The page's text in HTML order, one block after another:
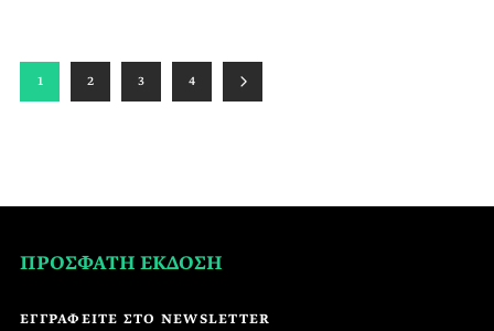
1 2 3 4
ΠΡΟΣΦΑΤΗ ΕΚΔΟΣΗ
ΕΓΓΡΑΦΕΙΤΕ ΣΤΟ NEWSLETTER